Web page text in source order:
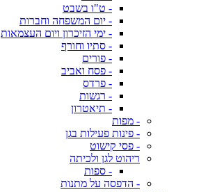
- ט"ו בשבט
- יום המשפחה וחברות
- ימי הזיכרון ויום העצמאות
- סתיו וחורף
- פורים
- פסח ואביב
- פרדס
- רגשות
- תיאטרון
- מפות
- פינות פעילות בגן
- פסי קישוט
ריהוט לגן ולכיתה
- ספות
- הדפסה על מתנות